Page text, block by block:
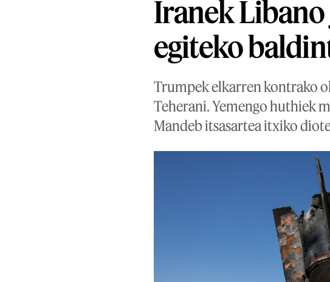
Iranek Libano
egiteko
Trumpek elkarren kontrako
Teherani. Yemengo huthiek
Mandeb itsasartea itxiko